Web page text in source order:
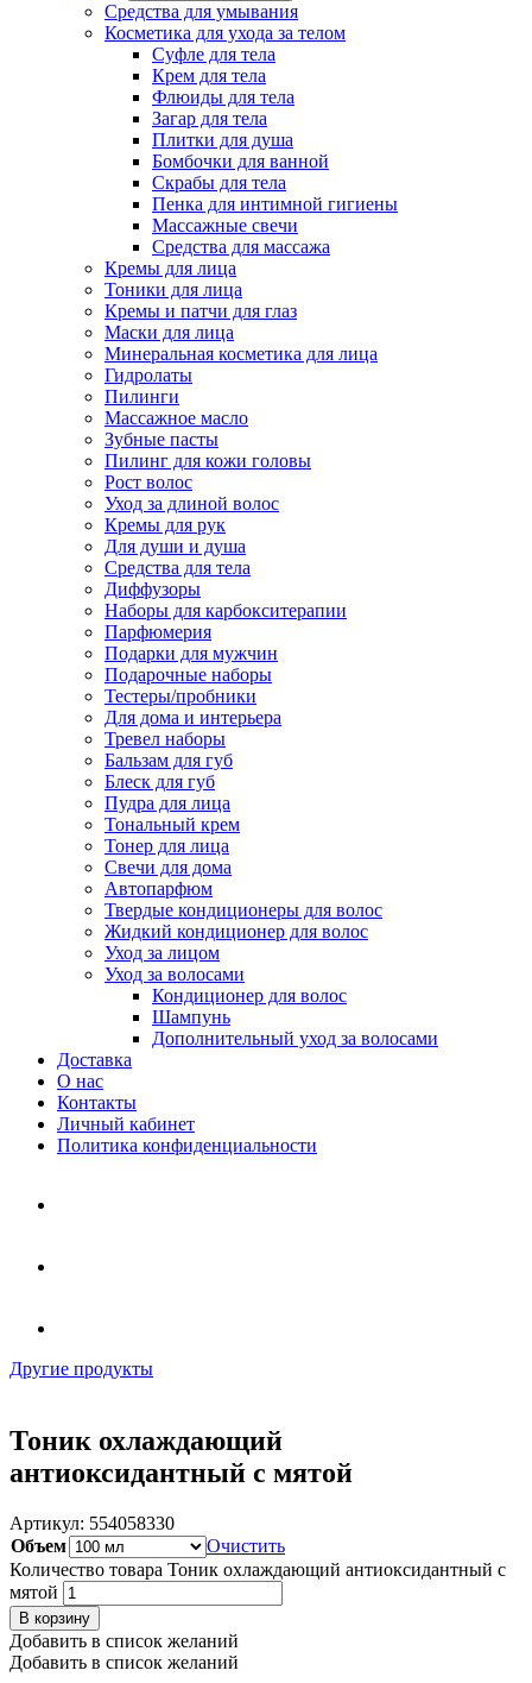
Средства для умывания
Косметика для ухода за телом
Суфле для тела
Крем для тела
Флюиды для тела
Загар для тела
Плитки для душа
Бомбочки для ванной
Скрабы для тела
Пенка для интимной гигиены
Массажные свечи
Средства для массажа
Кремы для лица
Тоники для лица
Кремы и патчи для глаз
Маски для лица
Минеральная косметика для лица
Гидролаты
Пилинги
Массажное масло
Зубные пасты
Пилинг для кожи головы
Рост волос
Уход за длиной волос
Кремы для рук
Для души и душа
Средства для тела
Диффузоры
Наборы для карбокситерапии
Парфюмерия
Подарки для мужчин
Подарочные наборы
Тестеры/пробники
Для дома и интерьера
Тревел наборы
Бальзам для губ
Блеск для губ
Пудра для лица
Тональный крем
Тонер для лица
Свечи для дома
Автопарфюм
Твердые кондиционеры для волос
Жидкий кондиционер для волос
Уход за лицом
Уход за волосами
Кондиционер для волос
Шампунь
Дополнительный уход за волосами
Доставка
О нас
Контакты
Личный кабинет
Политика конфиденциальности
Другие продукты
Тоник охлаждающий
антиоксидантный с мятой
Артикул: 554058330
Объем
Очистить
Количество товара Тоник охлаждающий антиоксидантный с
мятой
В корзину
Добавить в список желаний
Добавить в список желаний